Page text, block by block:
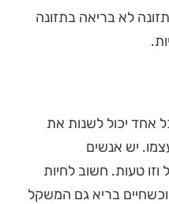
לא בריאה בתזונה
כל אחד יכול לשנות את
יש אנשים
טעות. חשוב לחיות
וכשחיים בריא גם המשקל